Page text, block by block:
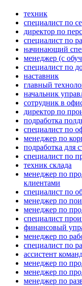
техник
специалист по
директор по
специалист по
начинающий
менеджер (с
специалист по
наставник
главный
начальник
сотрудник в
директор по
подработка
специалист по
менеджер по
подработка для
специалист по
техник склада
менеджер по
клиентами
специалист по
менеджер по
менеджер по
специалист
финансовый
менеджер по
специалист по
ассистент
менеджер по
менеджер по
менеджер по